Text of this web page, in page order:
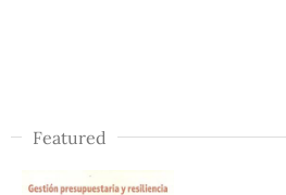
Featured